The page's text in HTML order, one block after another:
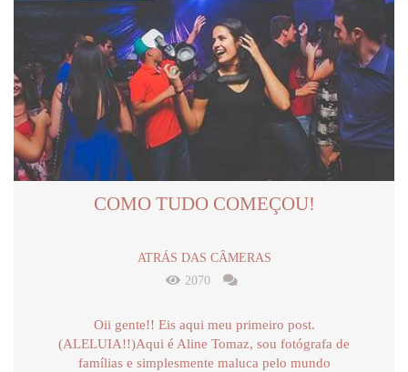
COMO TUDO COMEÇOU!
ATRÁS DAS CÂMERAS
2070
Oii gente!! Eis aqui meu primeiro post.
(ALELUIA!!)Aqui é Aline Tomaz, sou fotógrafa de
famílias e simplesmente maluca pelo mundo